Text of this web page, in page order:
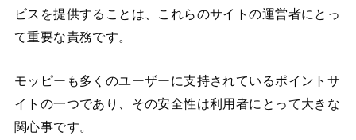
ビスを提供することは、これらのサイトの運営者にとっ
て重要な責務です。
モッピーも多くのユーザーに支持されているポイントサ
イトの一つであり、その安全性は利用者にとって大きな
関心事です。